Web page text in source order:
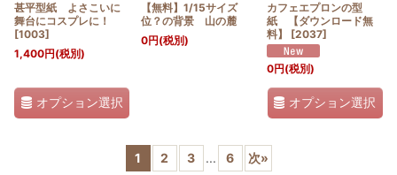
甚平型紙 よさこいに
舞台にコスプレに！
[1003]
1,400円(税別)
オプション選択
【無料】1/15サイズ
位？の背景 山の麓
0円(税別)
カフェエプロンの型
紙 【ダウンロード無
料】
[2037]
0円(税別)
オプション選択
1 2 3 ... 6 次»